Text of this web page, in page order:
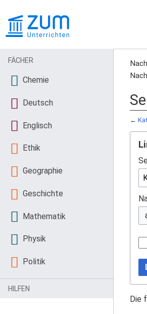
←
Die
FÄCHER
Chemie
Deutsch
Englisch
Ethik
Geographie
Geschichte
Mathematik
Physik
Politik
HILFEN